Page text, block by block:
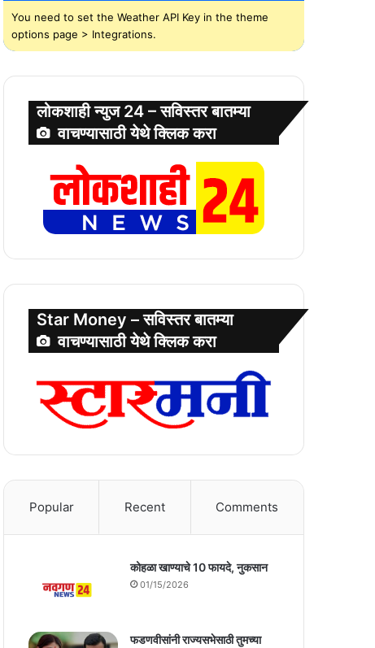
You need to set the Weather API Key in the theme
options page > Integrations.
लोकशाही न्युज 24 – सविस्तर बातम्या
वाचण्यासाठी येथे क्लिक करा
Star Money – सविस्तर बातम्या
वाचण्यासाठी येथे क्लिक करा
Popular Recent Comments
कोहळा खाण्याचे 10 फायदे, नुकसान
01/15/2026
फडणवीसांनी राज्यसभेसाठी तुमच्या